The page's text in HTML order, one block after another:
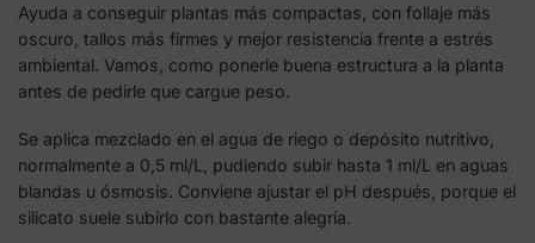
Ayuda a conseguir plantas más compactas, con follaje más
oscuro, tallos más firmes y mejor resistencia frente a estrés
ambiental. Vamos, como ponerle buena estructura a la planta
antes de pedirle que cargue peso.
Se aplica mezclado en el agua de riego o depósito nutritivo,
normalmente a 0,5 ml/L, pudiendo subir hasta 1 ml/L en aguas
blandas u ósmosis. Conviene ajustar el pH después, porque el
silicato suele subirlo con bastante alegría.